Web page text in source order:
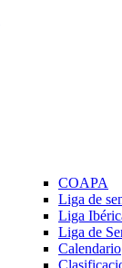
COAPA
Liga de
Liga
Liga de
Calendario